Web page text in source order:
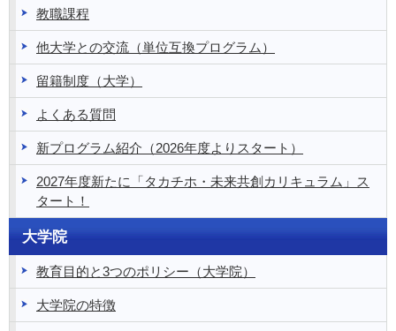
教職課程
他大学との交流（単位互換プログラム）
留籍制度（大学）
よくある質問
新プログラム紹介（2026年度よりスタート）
2027年度新たに「タカチホ・未来共創カリキュラム」ス
タート！
大学院
教育目的と3つのポリシー（大学院）
大学院の特徴